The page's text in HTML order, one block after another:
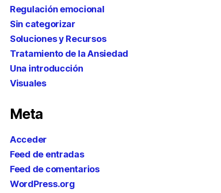
Regulación emocional
Sin categorizar
Soluciones y Recursos
Tratamiento de la Ansiedad
Una introducción
Visuales
Meta
Acceder
Feed de entradas
Feed de comentarios
WordPress.org